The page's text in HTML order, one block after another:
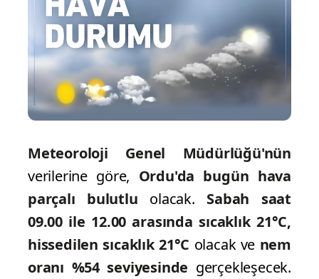
Meteoroloji Genel Müdürlüğü'nün
verilerine göre, Ordu'da bugün hava
parçalı bulutlu olacak. Sabah saat
09.00 ile 12.00 arasında sıcaklık 21°C,
hissedilen sıcaklık 21°C olacak ve nem
oranı %54 seviyesinde gerçekleşecek.